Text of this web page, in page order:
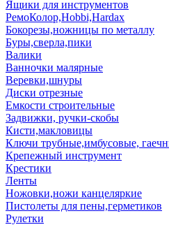
Ящики для инструментов
РемоКолор,Hobbi,Hardax
Бокорезы,ножницы по металлу
Буры,сверла,пики
Валики
Ванночки малярные
Веревки,шнуры
Диски отрезные
Емкости строительные
Задвижки, ручки-скобы
Кисти,макловицы
Ключи трубные,имбусовые,
Крепежный инструмент
Крестики
Ленты
Ножовки,ножи канцеляркие
Пистолеты для пены,герметиков
Рулетки